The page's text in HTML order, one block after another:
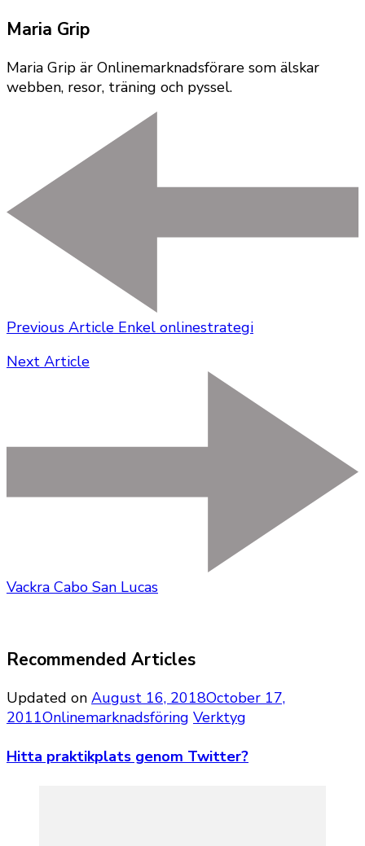
Maria Grip
Maria Grip är Onlinemarknadsförare som älskar
webben, resor, träning och pyssel.
Previous Article Enkel onlinestrategi
Next Article
Vackra Cabo San Lucas
Recommended Articles
Updated on August 16, 2018October 17,
2011Onlinemarknadsföring Verktyg
Hitta praktikplats genom Twitter?